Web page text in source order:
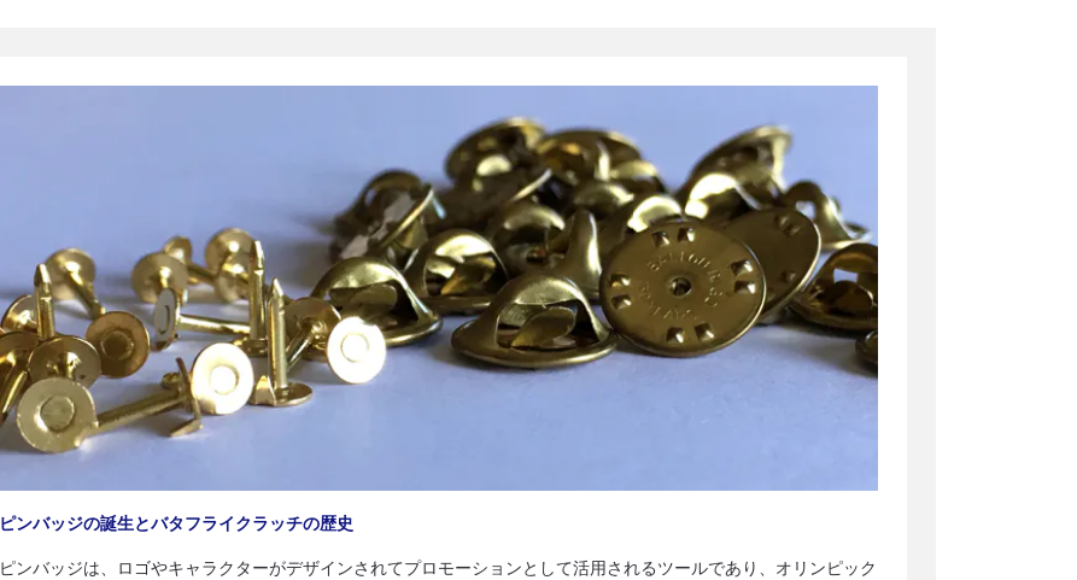
ピンバッジの誕生とバタフライクラッチの歴史
ピンバッジは、ロゴやキャラクターがデザインされてプロモーションとして活用されるツールであり、オリンピック